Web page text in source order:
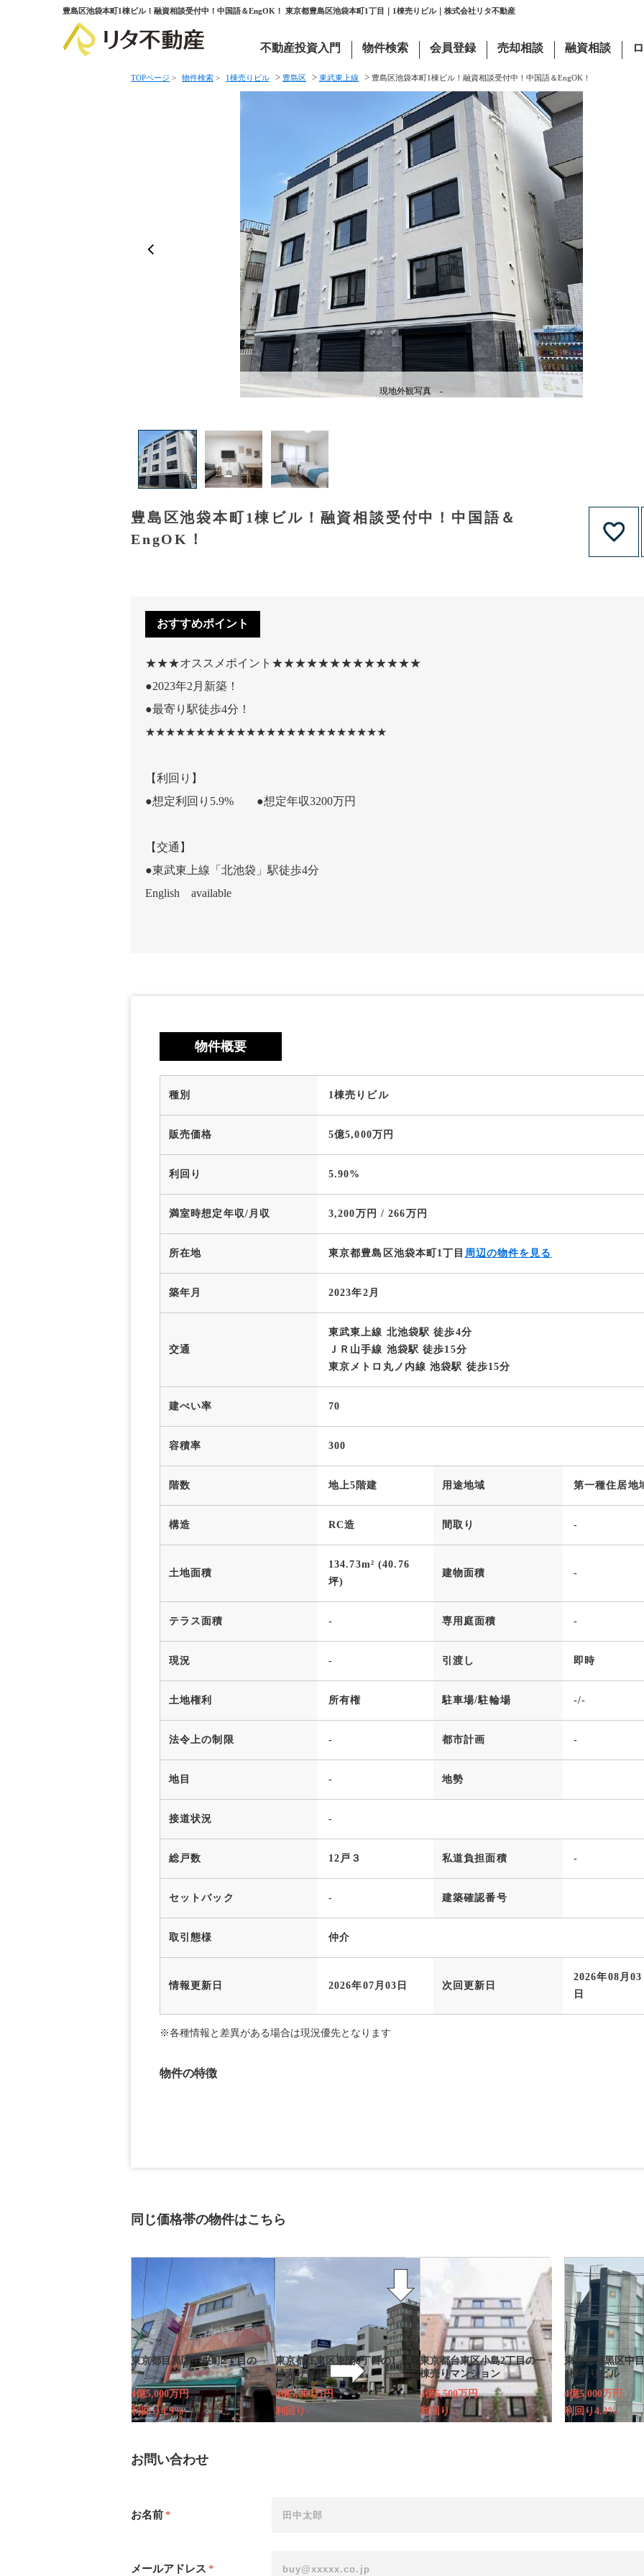
豊島区池袋本町1棟ビル！融資相談受付中！中国語＆EngOK！ 東京都豊島区池袋本町1丁目｜1棟売りビル｜株式会社リタ不動産
不動産投資入門 物件検索 会員登録 売却相談 融資相談
TOPページ > 物件検索 > 1棟売りビル > 豊島区 > 東武東上線 > 豊島区池袋本町1棟ビル！融資相談受付中！中国語＆EngOK！
現地外観写真 -
豊島区池袋本町1棟ビル！融資相談受付中！中国語＆
EngOK！
おすすめポイント
★★★オススメポイント★★★★★★★★★★★★★
●2023年2月新築！
●最寄り駅徒歩4分！
★★★★★★★★★★★★★★★★★★★★★★★★
【利回り】
●想定利回り5.9% ●想定年収3200万円
【交通】
●東武東上線「北池袋」駅徒歩4分
English available
物件概要
種別 1棟売りビル
販売価格 5億5,000万円
利回り 5.90%
満室時想定年収/月収 3,200万円 / 266万円
所在地 東京都豊島区池袋本町1丁目 周辺の物件を見る
築年月 2023年2月
交通
東武東上線 北池袋駅 徒歩4分
ＪＲ山手線 池袋駅 徒歩15分
東京メトロ丸ノ内線 池袋駅 徒歩15分
建ぺい率 70
容積率 300
階数 地上5階建 用途地域 第一種住居地
構造 RC造 間取り -
土地面積
134.73m² (40.76
坪)
建物面積 -
テラス面積 - 専用庭面積 -
現況 - 引渡し 即時
土地権利 所有権 駐車場/駐輪場 -/-
法令上の制限 - 都市計画 -
地目 - 地勢
接道状況 -
総戸数 12戸３ 私道負担面積 -
セットバック - 建築確認番号
取引態様 仲介
情報更新日 2026年07月03日 次回更新日
2026年08月03
日
※各種情報と差異がある場合は現況優先となります
物件の特徴
同じ価格帯の物件はこちら
東京都目黒区中央町2丁目の
4億5,000万円
利回り4.9%
東京都江東区東陽5丁目の1
棟売りビル
4億5,000万円
利回り-
東京都台東区小島2丁目の一
棟売りマンション
4億6,500万円
利回り-
東京都目黒区中
1棟売りビル
4億5,000万円
利回り4.0%
お問い合わせ
お名前*
メールアドレス *